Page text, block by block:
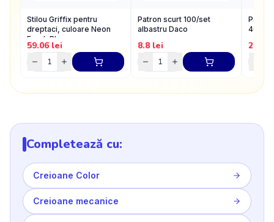
Stilou Griffix pentru
dreptaci, culoare Neon
Fresh Blue
59.06lei
Patron scurt 100/set
albastru Daco
8.8 lei
4001
2.68
Completează cu:
Creioane Color
Creioane mecanice